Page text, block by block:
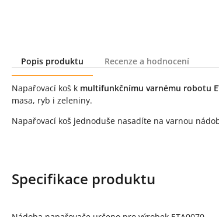
Popis produktu
Recenze a hodnocení
Popis produktu
Napařovací koš k multifunkčnímu varnému robotu
masa, ryb i zeleniny.
Napařovací koš jednoduše nasadíte na varnou
Specifikace produktu